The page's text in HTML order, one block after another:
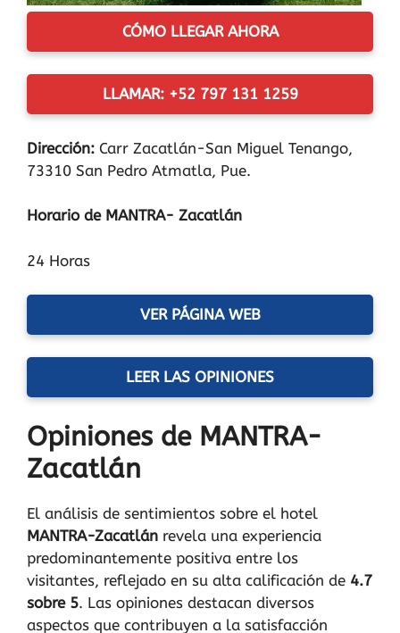
CÓMO LLEGAR AHORA
LLAMAR: +52 797 131 1259
Dirección: Carr Zacatlán-San Miguel Tenango,
73310 San Pedro Atmatla, Pue.
Horario de MANTRA- Zacatlán
24 Horas
VER PÁGINA WEB
LEER LAS OPINIONES
Opiniones de MANTRA-
Zacatlán
El análisis de sentimientos sobre el hotel
MANTRA-Zacatlán revela una experiencia
predominantemente positiva entre los
visitantes, reflejado en su alta calificación de 4.7
sobre 5. Las opiniones destacan diversos
aspectos que contribuyen a la satisfacción